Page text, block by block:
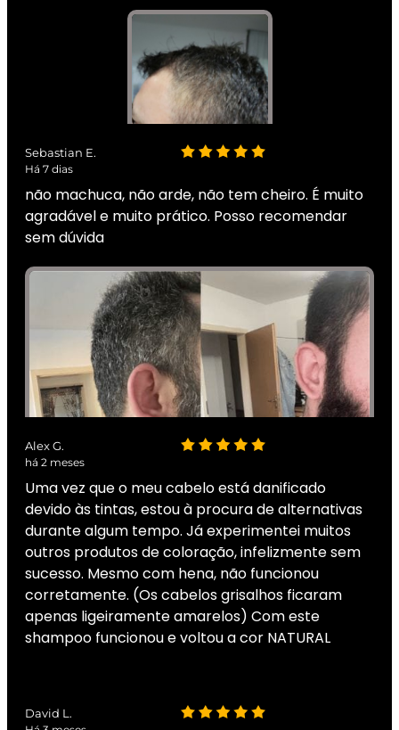
Sebastian E.
Há 7 dias
não machuca, não arde, não tem cheiro. É muito
agradável e muito prático. Posso recomendar
sem dúvida
Alex G.
há 2 meses
Uma vez que o meu cabelo está danificado
devido às tintas, estou à procura de alternativas
durante algum tempo. Já experimentei muitos
outros produtos de coloração, infelizmente sem
sucesso. Mesmo com hena, não funcionou
corretamente. (Os cabelos grisalhos ficaram
apenas ligeiramente amarelos) Com este
shampoo funcionou e voltou a cor NATURAL
David L.